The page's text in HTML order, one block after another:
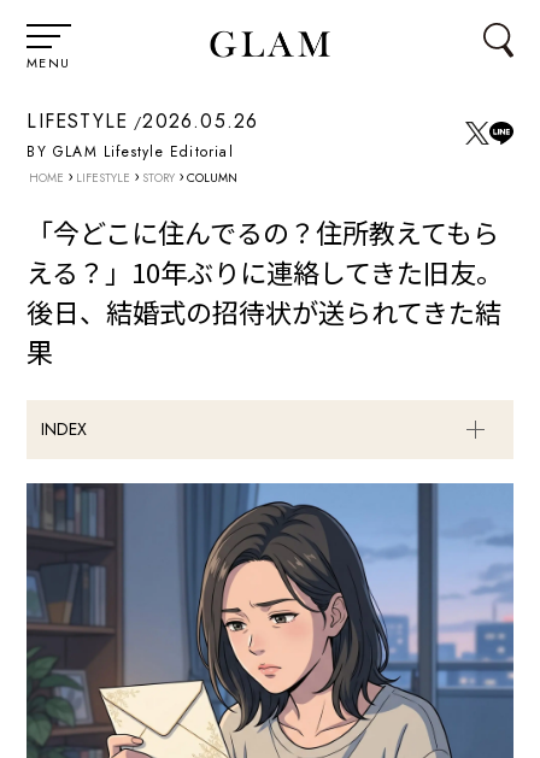
MENU
LIFESTYLE 2026.05.26
BY GLAM Lifestyle Editorial
HOME › LIFESTYLE › STORY › COLUMN
「今どこに住んでるの？住所教えてもら
える？」10年ぶりに連絡してきた旧友。
後日、結婚式の招待状が送られてきた結
果
INDEX